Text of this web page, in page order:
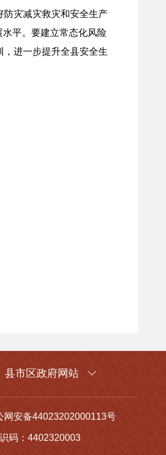
灾减灾救灾和安全生产
平。要建立常态化风险
进一步提升全县安全生
县市区政府网站
网安备44023202000113号
码：4402320003